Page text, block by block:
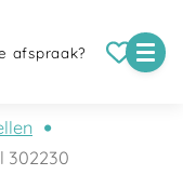
afspraak?
302230